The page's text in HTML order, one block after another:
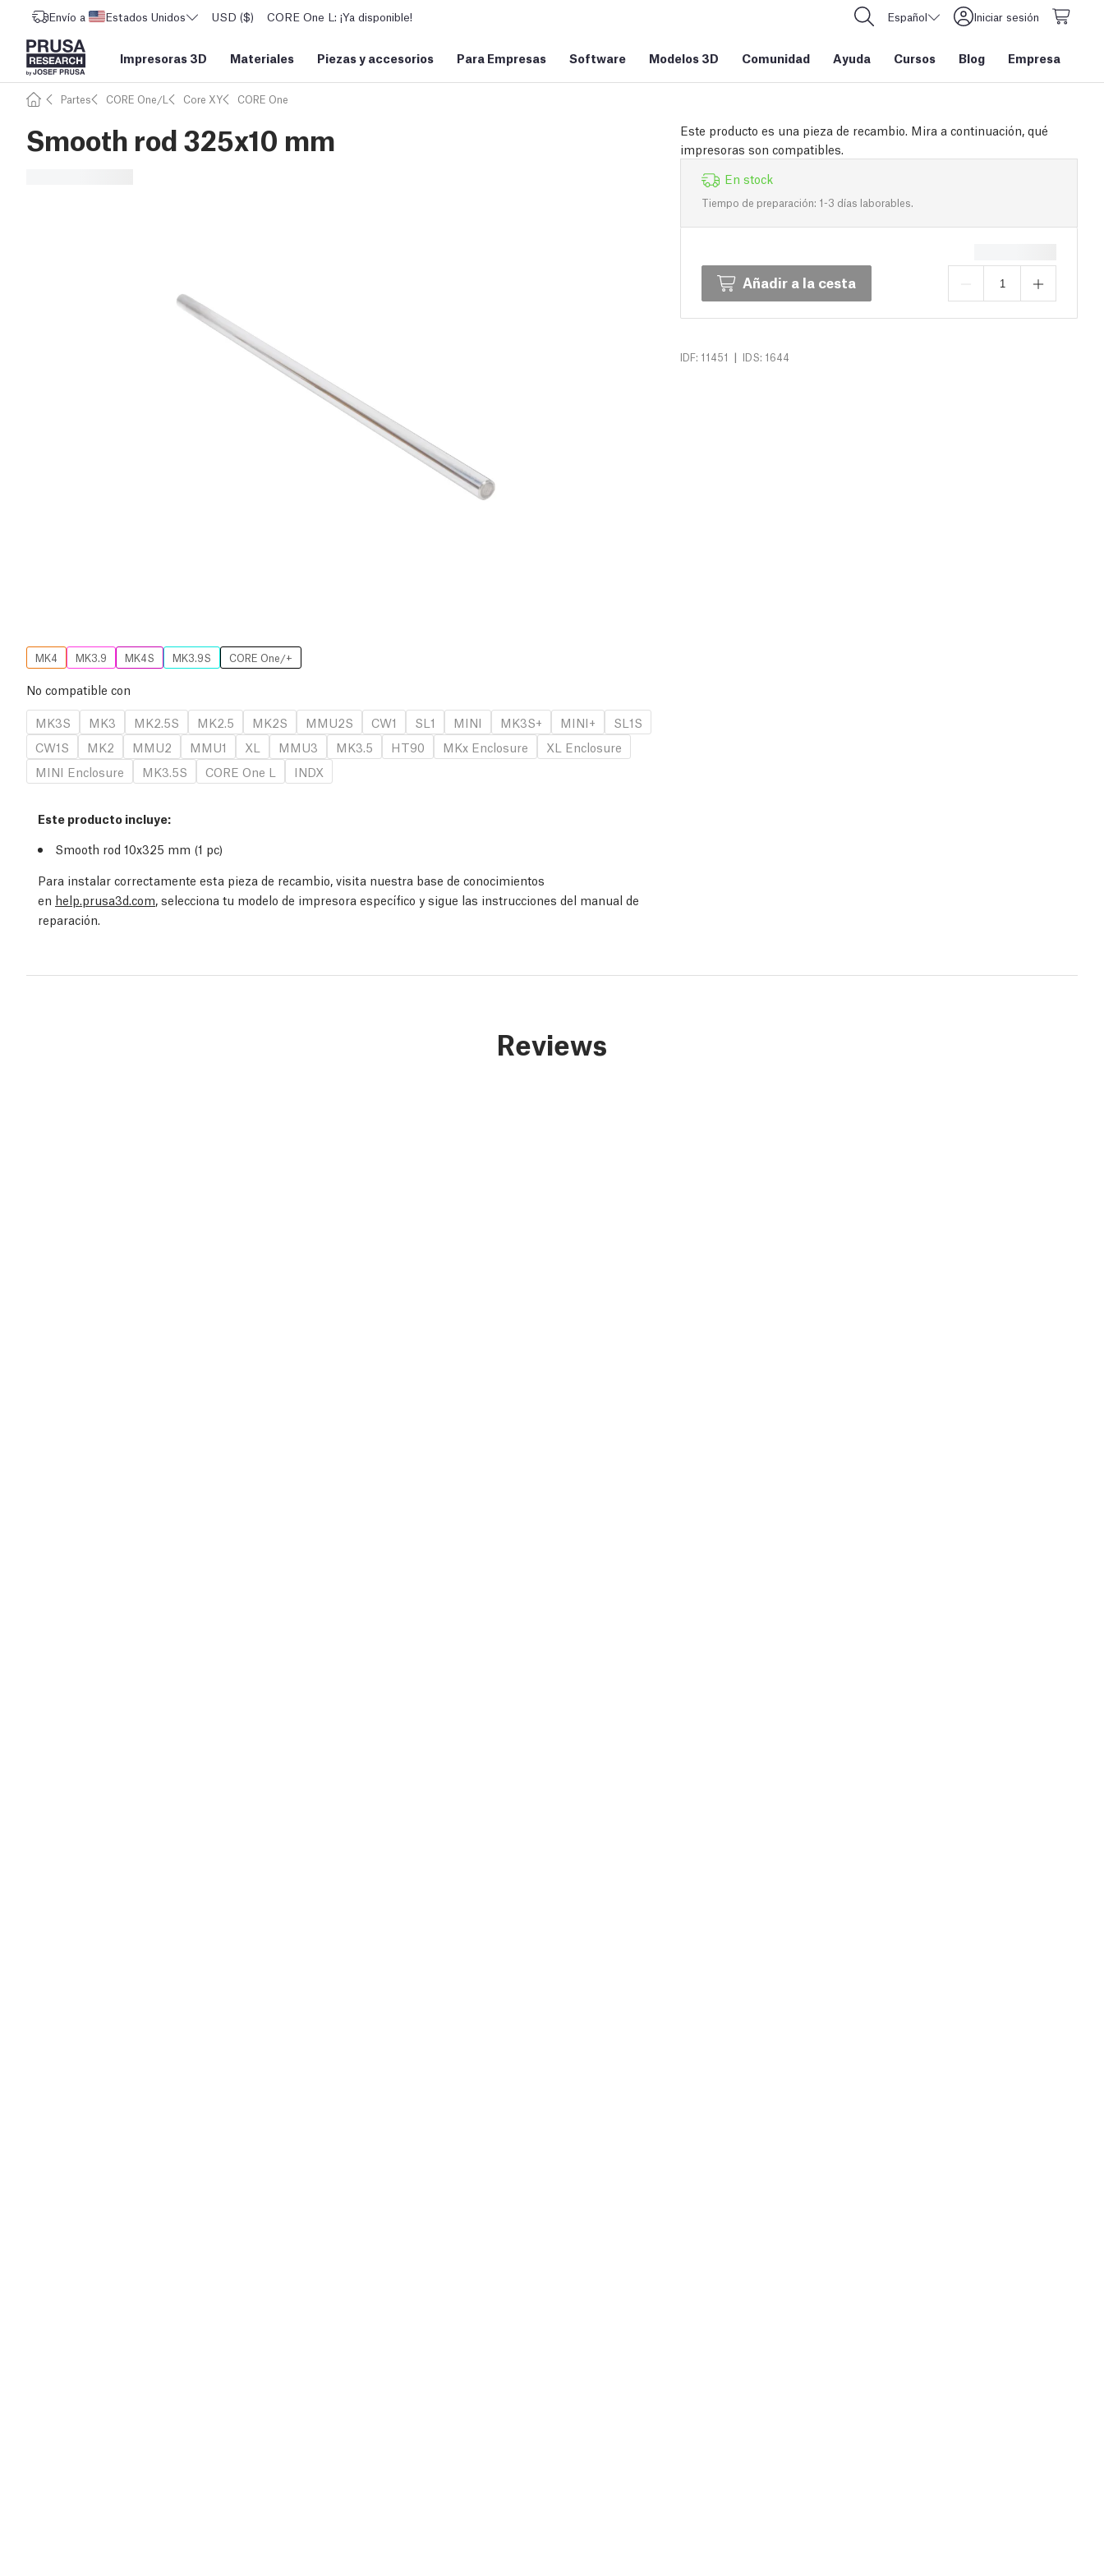
Envío a Estados Unidos USD ($) CORE One L: ¡Ya disponible! Español Iniciar sesión
Impresoras 3D Materiales Piezas y accesorios Para Empresas Software Modelos 3D Comunidad Ayuda Cursos Blog Empresa
Partes CORE One/L Core XY CORE One
Smooth rod 325x10 mm
Este producto es una pieza de recambio. Mira a continuación, qué
impresoras son compatibles.
En stock
Tiempo de preparación: 1-3 días laborables.
Añadir a la cesta
IDF: 11451 | IDS: 1644
MK4 MK3.9 MK4S MK3.9S CORE One/+
No compatible con
MK3S
MK3 MK2.5S MK2.5 MK2S MMU2S CW1 SL1 MINI MK3S+ MINI+
SL1S
CW1S
MK2 MMU2 MMU1 XL MMU3 MK3.5 HT90 MKx Enclosure
XL Enclosure
MINI Enclosure
MK3.5S CORE One L INDX
Este producto incluye:
Smooth rod 10x325 mm (1 pc)
Para instalar correctamente esta pieza de recambio, visita nuestra base de conocimientos
en help.prusa3d.com, selecciona tu modelo de impresora específico y sigue las instrucciones del manual de
reparación.
Reviews